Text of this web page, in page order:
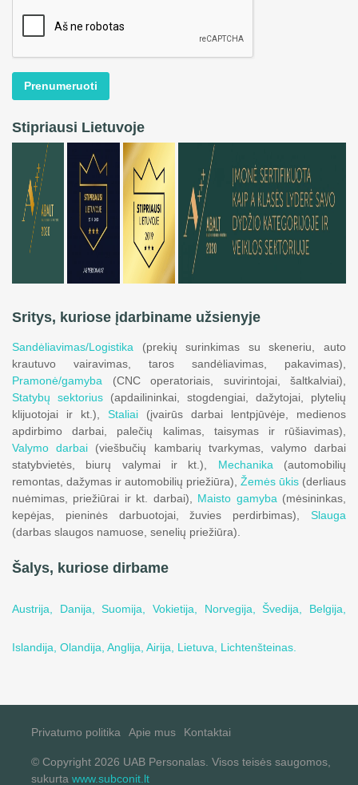
Prenumeruoti
Stipriausi Lietuvoje
Sritys, kuriose įdarbiname užsienyje
Sandėliavimas/Logistika (prekių surinkimas su skeneriu, auto
krautuvo vairavimas, taros sandėliavimas, pakavimas),
Pramonė/gamyba (CNC operatoriais, suvirintojai, šaltkalviai),
Statybų sektorius (apdailininkai, stogdengiai, dažytojai, plytelių
klijuotojai ir kt.), Staliai (įvairūs darbai lentpjūvėje, medienos
apdirbimo darbai, palečių kalimas, taisymas ir rūšiavimas),
Valymo darbai (viešbučių kambarių tvarkymas, valymo darbai
statybvietės, biurų valymai ir kt.), Mechanika(automobilių
remontas, dažymas ir automobilių priežiūra), Žemės ūkis (derliaus
nuėmimas, priežiūrai ir kt. darbai), Maisto gamyba(mėsininkas,
kepėjas, pieninės darbuotojai, žuvies perdirbimas), Slauga
(darbas slaugos namuose, senelių priežiūra).
Šalys, kuriose dirbame
Austrija, Danija,Suomija,Vokietija, Norvegija,Švedija, Belgija,
Islandija, Olandija, Anglija, Airija, Lietuva, Lichtenšteinas.
Privatumo politika Apie mus Kontaktai
© Copyright 2026 UAB Personalas. Visos teisės saugomos,
sukurta www.subconit.lt